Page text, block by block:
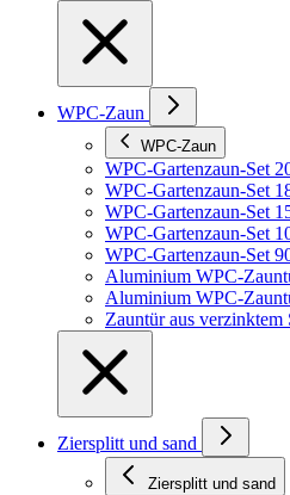
WPC-Zaun
WPC-Zaun
WPC-Gartenzaun-Set
WPC-Gartenzaun-Set
WPC-Gartenzaun-Set
WPC-Gartenzaun-Set
WPC-Gartenzaun-Set
Aluminium WPC-
Aluminium WPC-
Zauntür aus verzinktem
Ziersplitt und sand
Ziersplitt und sand